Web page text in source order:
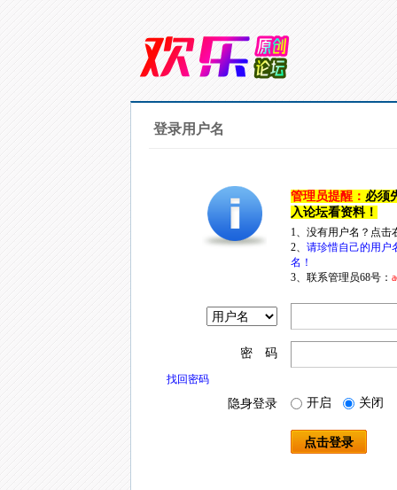
登录用户名
管理员提醒： 必须
入论坛看资料！
1、没有用户名？点
2、 请珍惜自己的用户
名！
3、联系管理员68号：
密 码
找回密码
隐身登录 开启 关闭
点击登录